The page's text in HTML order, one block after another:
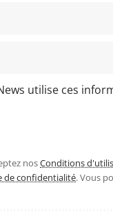
utilise ces
nosConditions
de confidentialité. Vous